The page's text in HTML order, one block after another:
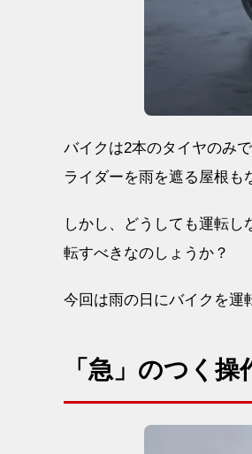
バイクは2本のタイヤのみ
ライダーを雨を遮る屋根も
しかし、どうしても運転
転すべきなのしょうか？
今回は雨の日にバイクを運
「急」のつく